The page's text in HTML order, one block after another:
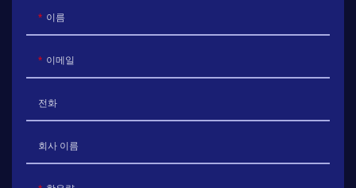
이름
이메일
전화
회사 이름